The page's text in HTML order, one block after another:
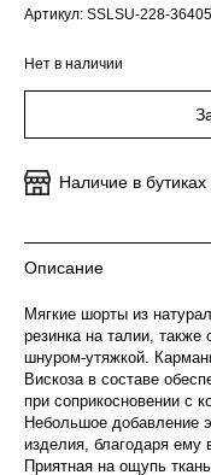
Артикул: SSLSU-228-
Нет в наличии
Наличие в бутиках
Описание
Мягкие шорты из
резинка на талии,
шнуром-утяжкой.
Вискоза в составе
при соприкосновении с
Небольшое добавление
изделия, благодаря
Приятная на ощупь